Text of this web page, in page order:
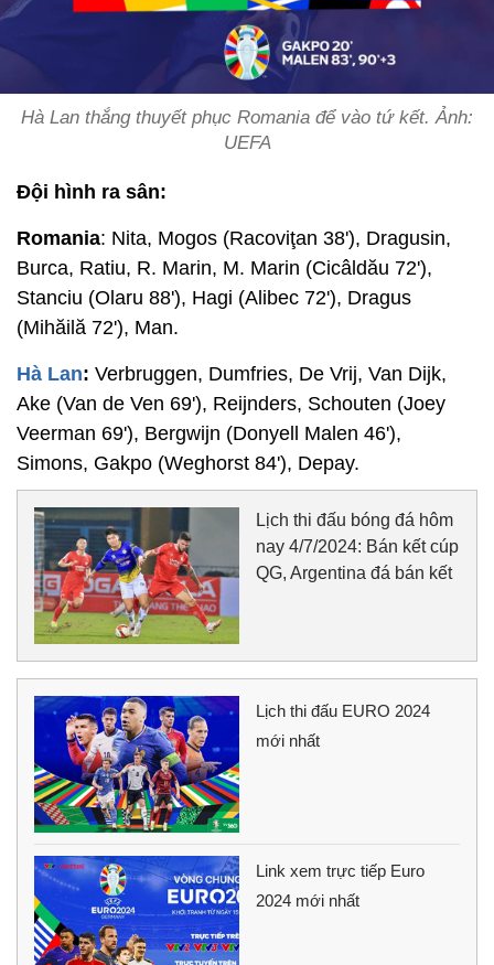
Hà Lan thắng thuyết phục Romania để vào tứ kết. Ảnh:
UEFA
Đội hình ra sân:
Romania: Nita, Mogos (Racoviţan 38'), Dragusin,
Burca, Ratiu, R. Marin, M. Marin (Cicâldău 72'),
Stanciu (Olaru 88'), Hagi (Alibec 72'), Dragus
(Mihăilă 72'), Man.
Hà Lan: Verbruggen, Dumfries, De Vrij, Van Dijk,
Ake (Van de Ven 69'), Reijnders, Schouten (Joey
Veerman 69'), Bergwijn (Donyell Malen 46'),
Simons, Gakpo (Weghorst 84'), Depay.
Lịch thi đấu bóng đá hôm
nay 4/7/2024: Bán kết cúp
QG, Argentina đá bán kết
Lịch thi đấu EURO 2024
mới nhất
Link xem trực tiếp Euro
2024 mới nhất